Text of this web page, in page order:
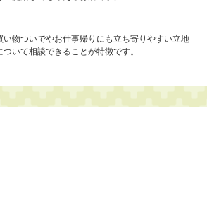
物ついでやお仕事帰りにも立ち寄りやすい立地
いて相談できることが特徴です。